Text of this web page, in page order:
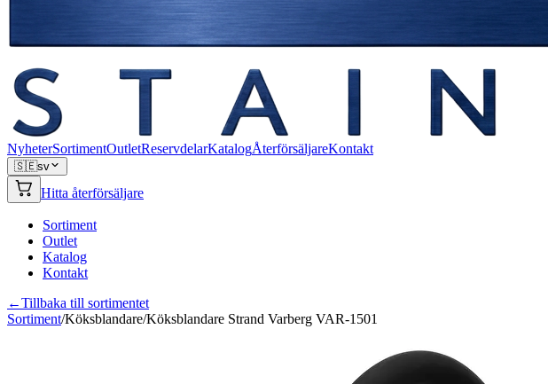
NyheterSortimentOutletReservdelarKatalogÅterförsäljareKontakt
🇸🇪sv
Hitta återförsäljare
Sortiment
Outlet
Katalog
Kontakt
←Tillbaka till sortimentet
Sortiment/Köksblandare/Köksblandare Strand Varberg VAR-1501